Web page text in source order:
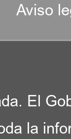
Aviso
El
la